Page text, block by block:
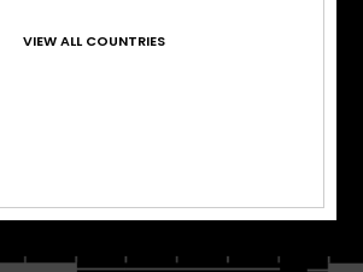
CORTE
VIEW ALL COUNTRIES